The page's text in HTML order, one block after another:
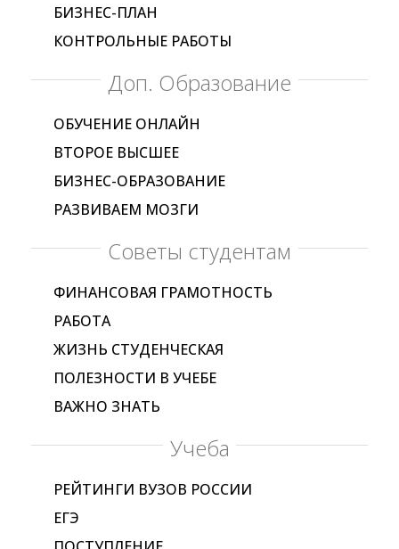
БИЗНЕС-ПЛАН
КОНТРОЛЬНЫЕ РАБОТЫ
Доп. Образование
ОБУЧЕНИЕ ОНЛАЙН
ВТОРОЕ ВЫСШЕЕ
БИЗНЕС-ОБРАЗОВАНИЕ
РАЗВИВАЕМ МОЗГИ
Советы студентам
ФИНАНСОВАЯ ГРАМОТНОСТЬ
РАБОТА
ЖИЗНЬ СТУДЕНЧЕСКАЯ
ПОЛЕЗНОСТИ В УЧЕБЕ
ВАЖНО ЗНАТЬ
Учеба
РЕЙТИНГИ ВУЗОВ РОССИИ
ЕГЭ